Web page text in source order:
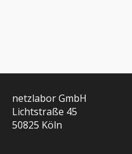
netzlabor GmbH
Lichtstraße 45
50825 Köln